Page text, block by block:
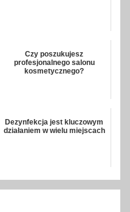
Czy poszukujesz
profesjonalnego salonu
kosmetycznego?
Dezynfekcja jest kluczowym
działaniem w wielu miejscach